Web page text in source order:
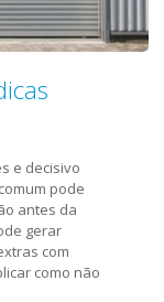
e decisivo
pode
antes da
gerar
com
como não